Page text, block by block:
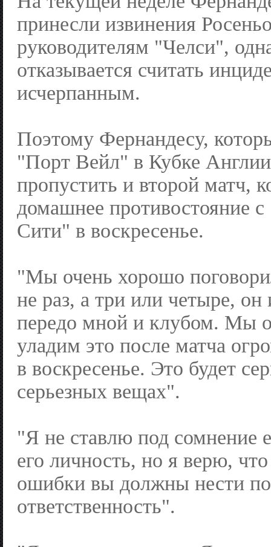
принесли извинения
руководителям "Челси",
отказывается считать
исчерпанным.
Поэтому Фернандесу,
"Порт Вейл" в Кубке
пропустить и второй матч,
домашнее противостояние
Сити" в воскресенье.
"Мы очень хорошо
не раз, а три или четыре, он
передо мной и клубом. Мы
уладим это после матча
в воскресенье. Это будет
серьезных вещах".
"Я не ставлю под сомнение
его личность, но я верю,
ошибки вы должны нести
ответственность".